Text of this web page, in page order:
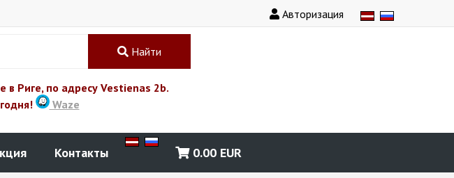
Авторизация
Найти
в Риге, по адресу Vestienas 2b.
Waze
Контакты 0.00EUR